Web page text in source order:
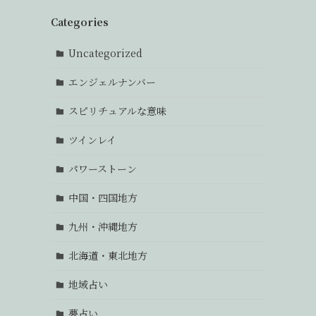
Categories
Uncategorized
エンジェルナンバー
スピリチュアルな意味
ツインレイ
パワーストーン
中国・四国地方
九州・沖縄地方
北海道・東北地方
地域占い